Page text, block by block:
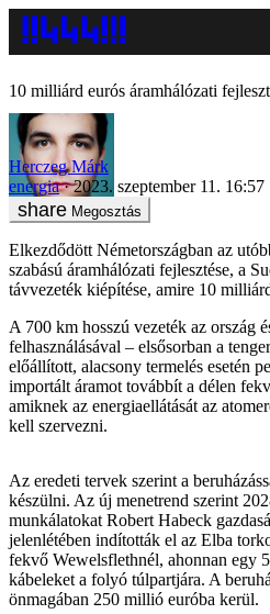
10 milliárd eurós áramhálózati
Herczeg Márk
energia
2023. szeptember 11. 16:57
Megosztás
Elkezdődött Németországban az
szabású áramhálózati fejlesztése, a
távvezeték kiépítése, amire 10
A 700 km hosszú vezeték az ország
felhasználásával – elsősorban a
előállított, alacsony termelés esetén
importált áramot továbbít a délen
amiknek az energiaellátását az
kell szervezni.
Az eredeti tervek szerint a
készülni. Az új menetrend szerint
munkálatokat Robert Habeck
jelenlétében indították el az Elba
fekvő Wewelsflethnél, ahonnan egy
kábeleket a folyó túlpartjára. A
önmagában 250 millió euróba kerül.